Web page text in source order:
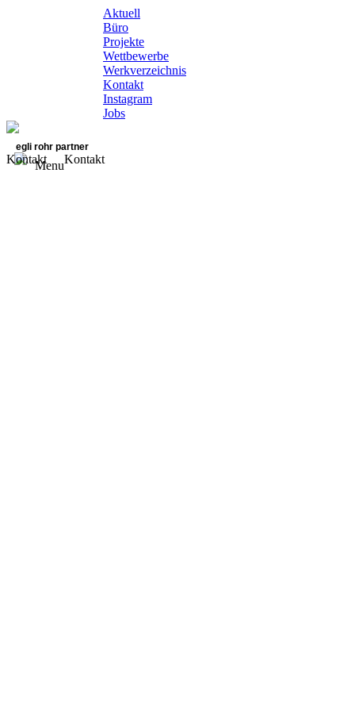
Aktuell
Büro
Projekte
Wettbewerbe
Werkverzeichnis
Kontakt
Instagram
Jobs
egli rohr partner
Menu
Kontakt Kontakt